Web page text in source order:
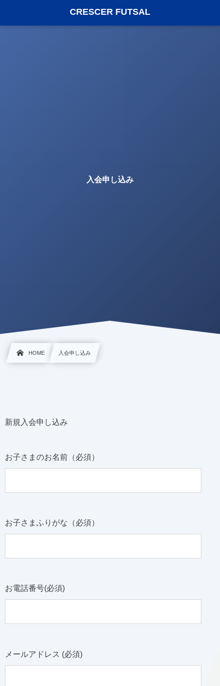
CRESCER FUTSAL
入会申し込み
HOME 入会申し込み
新規入会申し込み
お子さまのお名前（必須）
お子さまふりがな（必須）
お電話番号(必須)
メールアドレス (必須)